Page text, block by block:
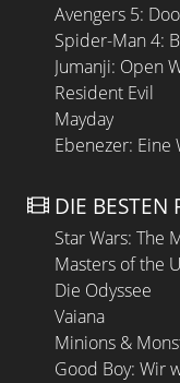
Avengers 5:
Spider-Man 4:
Jumanji: Open
Resident Evil
Mayday
Ebenezer: Eine
DIE BESTEN
Star Wars: The
Masters of the
Die Odyssee
Vaiana
Minions &
Good Boy: Wir